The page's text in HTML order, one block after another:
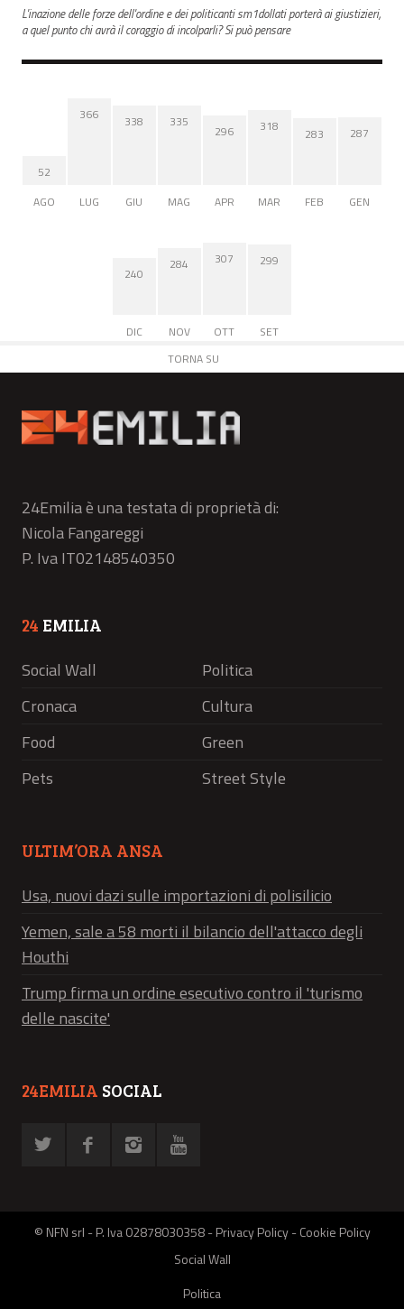
L'inazione delle forze dell'ordine e dei politicanti sm1dollati porterà ai giustizieri,
a quel punto chi avrà il coraggio di incolparli? Si può pensare
52
AGO
366
LUG
338
GIU
335
MAG
296
APR
318
MAR
283
FEB
287
GEN
240
DIC
284
NOV
307
OTT
299
SET
TORNA SU
24Emilia è una testata di proprietà di:
Nicola Fangareggi
P. Iva IT02148540350
24 EMILIA
Social Wall
Politica
Cronaca
Cultura
Food
Green
Pets
Street Style
ULTIM’ORA ANSA
Usa, nuovi dazi sulle importazioni di polisilicio
Yemen, sale a 58 morti il bilancio dell'attacco degli
Houthi
Trump firma un ordine esecutivo contro il 'turismo
delle nascite'
24EMILIA SOCIAL
© NFN srl - P. Iva 02878030358 -Privacy Policy-Cookie Policy
Social Wall
Politica